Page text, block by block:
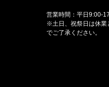
営業時間：平日9:00-
※土日、祝祭日は休業
でご了承ください。